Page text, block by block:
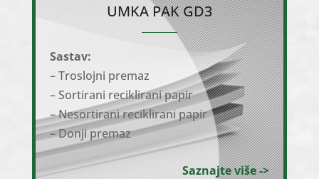
UMKA PAK GD3
Sastav:
– Troslojni premaz
– Sortirani reciklirani papir
– Nesortirani reciklirani papir
– Donji premaz
Saznajte više ->